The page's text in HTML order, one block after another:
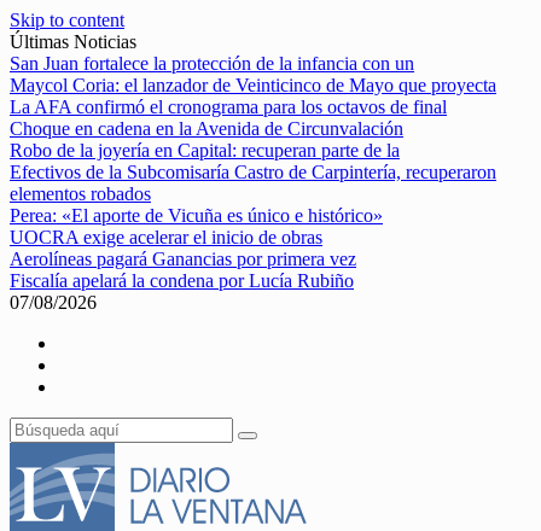
Skip to content
Últimas Noticias
San Juan fortalece la protección de la infancia con un
Maycol Coria: el lanzador de Veinticinco de Mayo que proyecta
La AFA confirmó el cronograma para los octavos de final
Choque en cadena en la Avenida de Circunvalación
Robo de la joyería en Capital: recuperan parte de la
Efectivos de la Subcomisaría Castro de Carpintería, recuperaron
elementos robados
Perea: «El aporte de Vicuña es único e histórico»
UOCRA exige acelerar el inicio de obras
Aerolíneas pagará Ganancias por primera vez
Fiscalía apelará la condena por Lucía Rubiño
07/08/2026